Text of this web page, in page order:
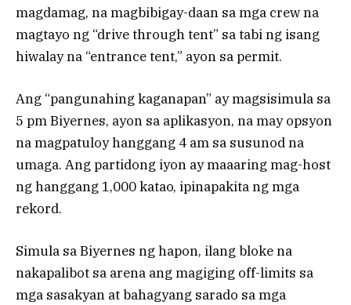
magdamag, na magbibigay-daan sa mga crew na
magtayo ng “drive through tent” sa tabi ng isang
hiwalay na “entrance tent,” ayon sa permit.
Ang “pangunahing kaganapan” ay magsisimula sa
5 pm Biyernes, ayon sa aplikasyon, na may opsyon
na magpatuloy hanggang 4 am sa susunod na
umaga. Ang partidong iyon ay maaaring mag-host
ng hanggang 1,000 katao, ipinapakita ng mga
rekord.
Simula sa Biyernes ng hapon, ilang bloke na
nakapalibot sa arena ang magiging off-limits sa
mga sasakyan at bahagyang sarado sa mga